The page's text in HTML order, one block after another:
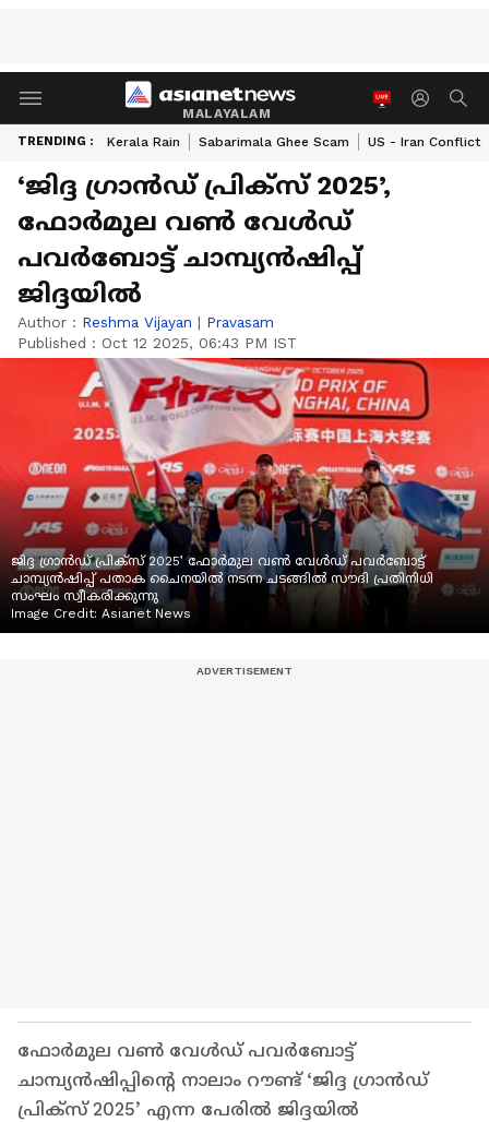
MALAYALAM
TRENDING : Kerala Rain Sabarimala Ghee Scam US - Iran Conflict
‘ജിദ്ദ ഗ്രാൻഡ് പ്രിക്സ് 2025’,
ഫോർമുല വൺ വേൾഡ്
പവർബോട്ട് ചാമ്പ്യൻഷിപ്പ്
ജിദ്ദയിൽ
Author : Reshma Vijayan | Pravasam
Published : Oct 12 2025, 06:43 PM IST
ജിദ്ദ ഗ്രാൻഡ് പ്രിക്സ് 2025’ ഫോർമുല വൺ വേൾഡ് പവർബോട്ട്
ചാമ്പ്യൻഷിപ്പ് പതാക ചൈനയിൽ നടന്ന ചടങ്ങിൽ സൗദി പ്രതിനിധി
സംഘം സ്വീകരിക്കുന്നു
Image Credit: Asianet News
ഫോർമുല വൺ വേൾഡ് പവർബോട്ട്
ചാമ്പ്യൻഷിപ്പിന്റെ നാലാം റൗണ്ട് ‘ജിദ്ദ ഗ്രാൻഡ്
പ്രിക്സ് 2025’ എന്ന പേരിൽ ജിദ്ദയിൽ